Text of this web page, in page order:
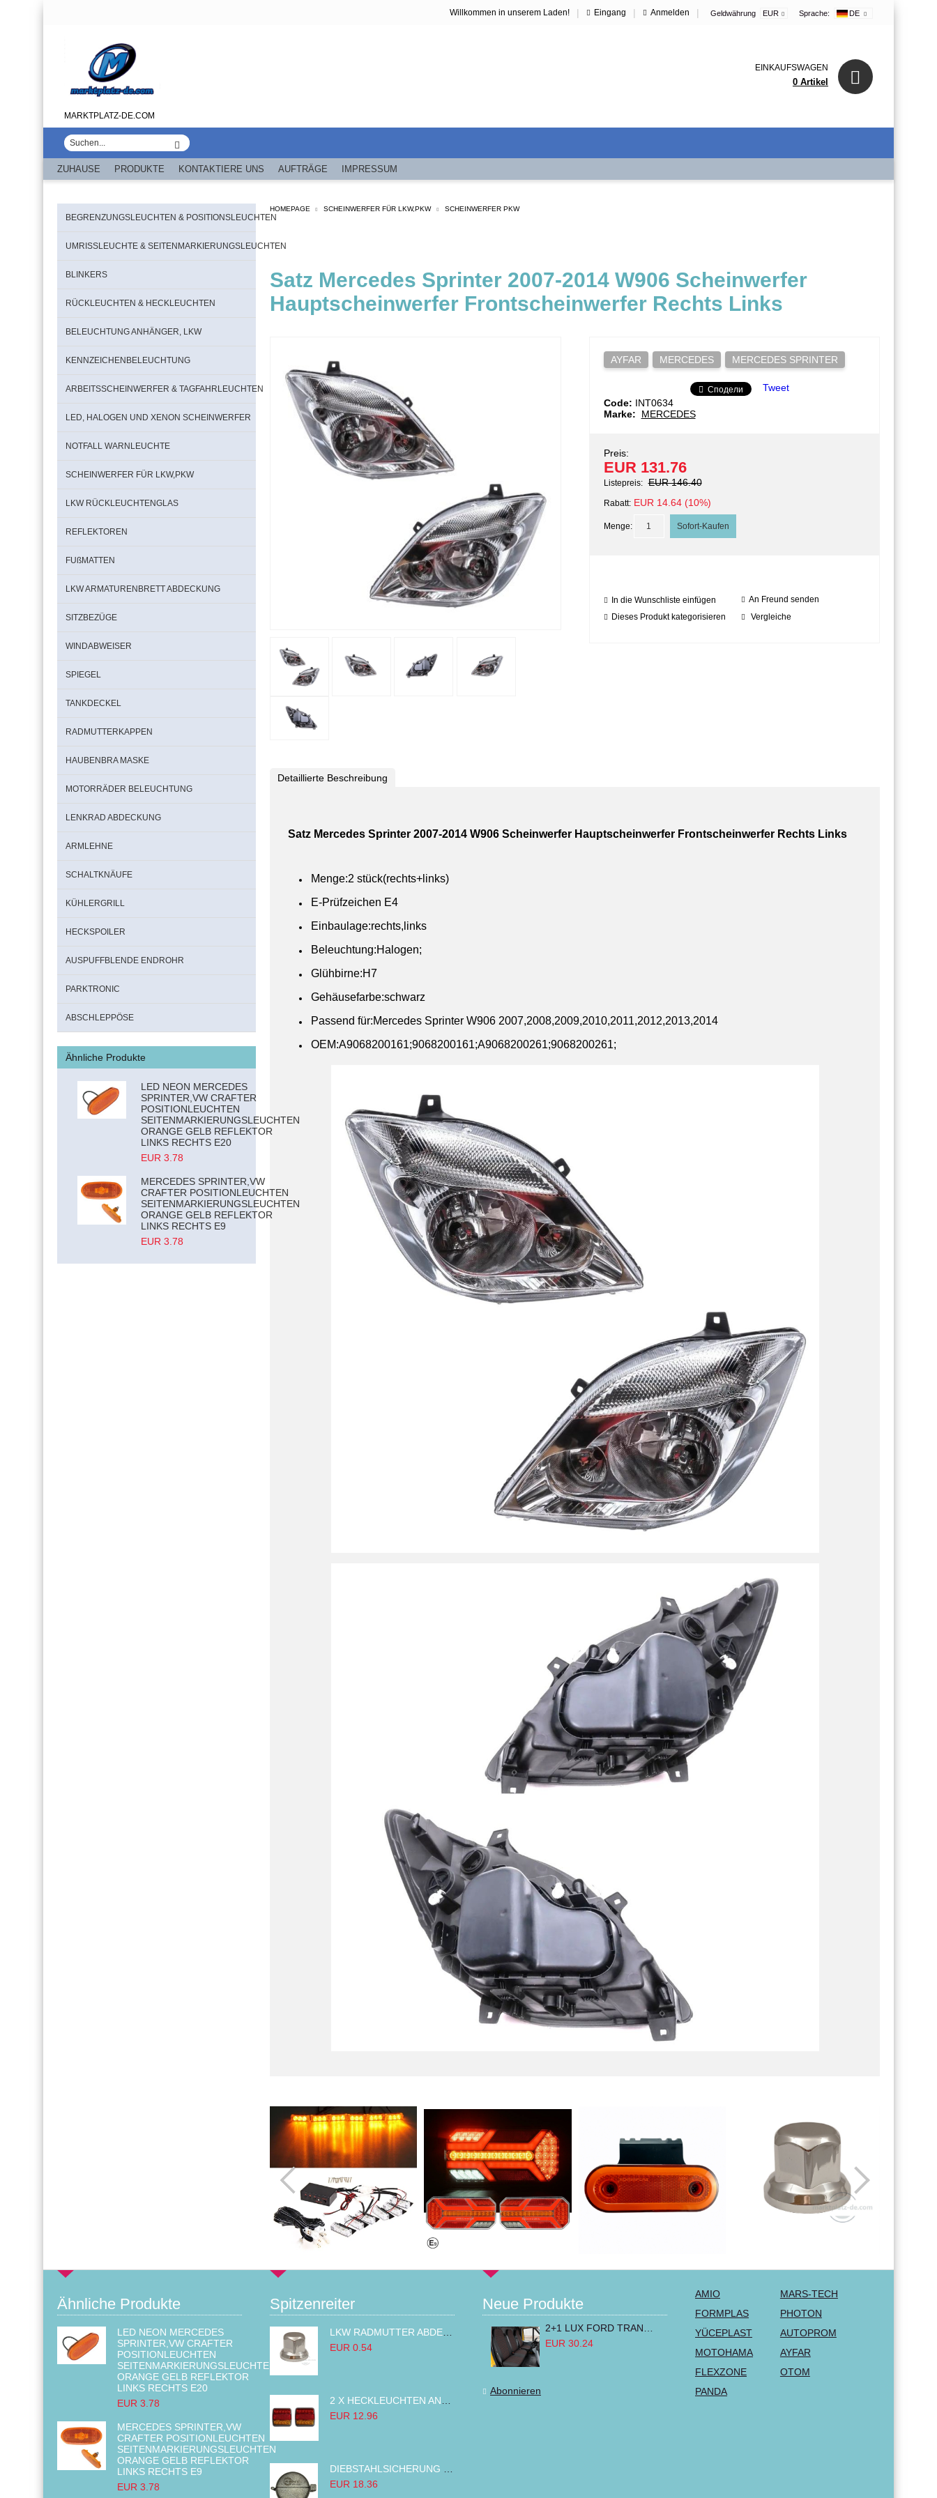
Willkommen in unserem Laden! | Eingang | Anmelden | Geldwährung EUR Sprache: DE
MARKTPLATZ-DE.COM
EINKAUFSWAGEN
0 Artikel
ZUHAUSE PRODUKTE KONTAKTIERE UNS AUFTRÄGE IMPRESSUM
BEGRENZUNGSLEUCHTEN & POSITIONSLEUCHTEN
UMRISSLEUCHTE & SEITENMARKIERUNGSLEUCHTEN
BLINKERS
RÜCKLEUCHTEN & HECKLEUCHTEN
BELEUCHTUNG ANHÄNGER, LKW
KENNZEICHENBELEUCHTUNG
ARBEITSSCHEINWERFER & TAGFAHRLEUCHTEN
LED, HALOGEN UND XENON SCHEINWERFER
NOTFALL WARNLEUCHTE
SCHEINWERFER FÜR LKW,PKW
LKW RÜCKLEUCHTENGLAS
REFLEKTOREN
FUßMATTEN
LKW ARMATURENBRETT ABDECKUNG
SITZBEZÜGE
WINDABWEISER
SPIEGEL
TANKDECKEL
RADMUTTERKAPPEN
HAUBENBRA MASKE
MOTORRÄDER BELEUCHTUNG
LENKRAD ABDECKUNG
ARMLEHNE
SCHALTKNÄUFE
KÜHLERGRILL
HECKSPOILER
AUSPUFFBLENDE ENDROHR
PARKTRONIC
ABSCHLEPPÖSE
Ähnliche Produkte
LED NEON MERCEDES
SPRINTER,VW CRAFTER
POSITIONLEUCHTEN
SEITENMARKIERUNGSLEUCHTEN
ORANGE GELB REFLEKTOR
LINKS RECHTS E20
EUR 3.78
MERCEDES SPRINTER,VW
CRAFTER POSITIONLEUCHTEN
SEITENMARKIERUNGSLEUCHTEN
ORANGE GELB REFLEKTOR
LINKS RECHTS E9
EUR 3.78
HOMEPAGE SCHEINWERFER FÜR LKW,PKW SCHEINWERFER PKW
Satz Mercedes Sprinter 2007-2014 W906 Scheinwerfer
Hauptscheinwerfer Frontscheinwerfer Rechts Links
AYFAR MERCEDES MERCEDES SPRINTER
Сподели
Tweet
Code: INT0634
Marke:
MERCEDES
Preis:
EUR 131.76
Listepreis: EUR 146.40
Rabatt: EUR 14.64 (10%)
Menge:
In die Wunschliste einfügen
An Freund senden
Dieses Produkt kategorisieren
Vergleiche
Detaillierte Beschreibung
Satz Mercedes Sprinter 2007-2014 W906 Scheinwerfer Hauptscheinwerfer Frontscheinwerfer Rechts Links
Menge:2 stück(rechts+links)
E-Prüfzeichen E4
Einbaulage:rechts,links
Beleuchtung:Halogen;
Glühbirne:H7
Gehäusefarbe:schwarz
Passend für:Mercedes Sprinter W906 2007,2008,2009,2010,2011,2012,2013,2014
OEM:A9068200161;9068200161;A9068200261;9068200261;
Ähnliche Produkte
LED NEON MERCEDES
SPRINTER,VW CRAFTER
POSITIONLEUCHTEN
SEITENMARKIERUNGSLEUCHTEN
ORANGE GELB REFLEKTOR
LINKS RECHTS E20
EUR 3.78
MERCEDES SPRINTER,VW
CRAFTER POSITIONLEUCHTEN
SEITENMARKIERUNGSLEUCHTEN
ORANGE GELB REFLEKTOR
LINKS RECHTS E9
EUR 3.78
Spitzenreiter
LKW RADMUTTER ABDECKKAPPEN SECHSKANT KAPPEN FELGEN BOLZENABDECKUNGEN CHROM 32MM
EUR 0.54
EUR 12.96
EUR 18.36
Neue Produkte
EUR 30.24
Abonnieren
AMIO
MARS-TECH
FORMPLAS
PHOTON
YÜCEPLAST
AUTOPROM
MOTOHAMA
AYFAR
FLEXZONE
OTOM
PANDA